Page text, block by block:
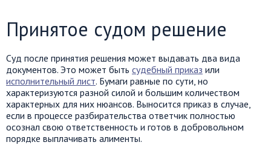
Принятое судом решение
Суд после принятия решения может выдавать два вида
документов. Это может быть судебный приказ или
исполнительный лист. Бумаги равные по сути, но
характеризуются разной силой и большим количеством
характерных для них нюансов. Выносится приказ в случае,
если в процессе разбирательства ответчик полностью
осознал свою ответственность и готов в добровольном
порядке выплачивать алименты.